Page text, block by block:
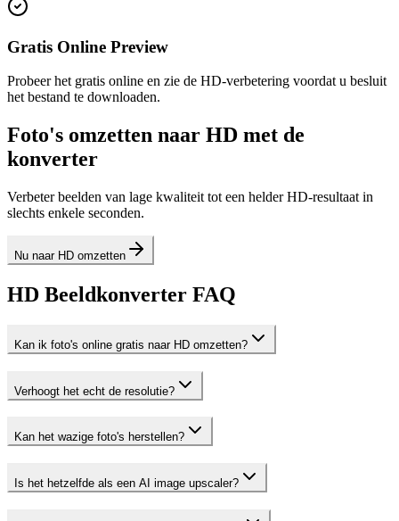
Gratis Online Preview
Probeer het gratis online en zie de HD-verbetering voordat u besluit
het bestand te downloaden.
Foto's omzetten naar HD met de
konverter
Verbeter beelden van lage kwaliteit tot een helder HD-resultaat in
slechts enkele seconden.
Nu naar HD omzetten
HD Beeldkonverter FAQ
Kan ik foto's online gratis naar HD omzetten?
Verhoogt het echt de resolutie?
Kan het wazige foto's herstellen?
Is het hetzelfde als een AI image upscaler?